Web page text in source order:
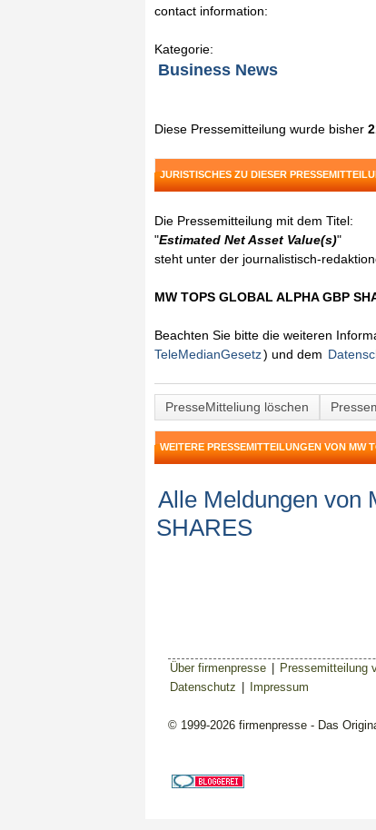
contact information:
Kategorie:
Business News
Diese Pressemitteilung wurde bisher
JURISTISCHES ZU DIESER
Die Pressemitteilung mit dem Titel:
"Estimated Net Asset Value(s)"
steht unter der journalistisch-
MW TOPS GLOBAL ALPHA GBP
Beachten Sie bitte die weiteren
TeleMedianGesetz) und dem
PresseMitteliung löschen
WEITERE PRESSEMITTEILUNGEN VON MW
Alle Meldungen von
SHARES
Über firmenpresse Pressemitteilung
Datenschutz
Impressum
© 1999-2026 firmenpresse - Das